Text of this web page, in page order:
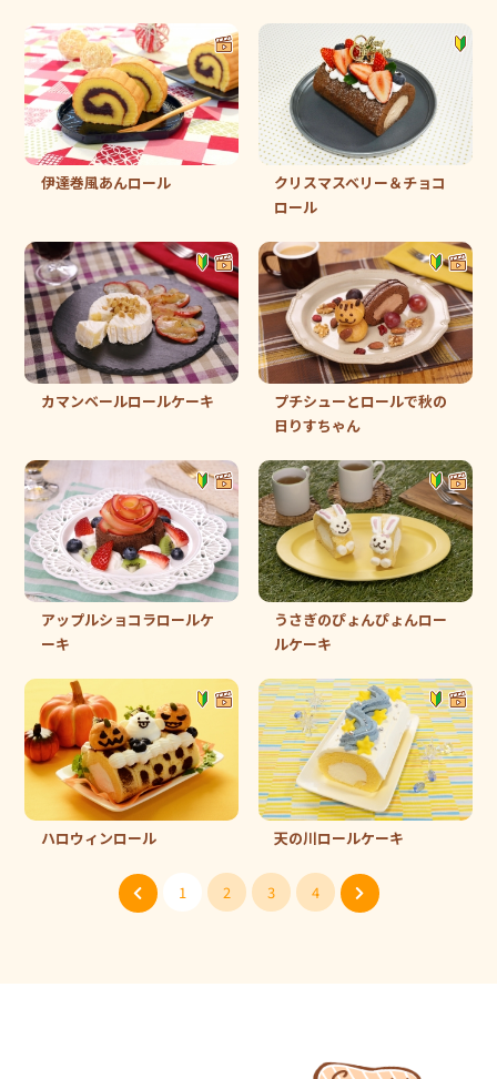
伊達巻風あんロール
クリスマスベリー＆チョコ
ロール
カマンベールロールケーキ
プチシューとロールで秋の
日りすちゃん
アップルショコラロールケ
ーキ
うさぎのぴょんぴょんロー
ルケーキ
ハロウィンロール 天の川ロールケーキ
1 2 3 4